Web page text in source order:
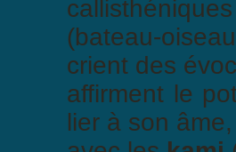
(bateau-
crient des
affirment le
lier à son